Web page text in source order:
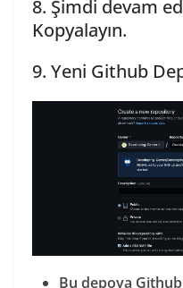
8. Şimdi devam
Kopyalayın.
9. Yeni Github
Bu depoya Github